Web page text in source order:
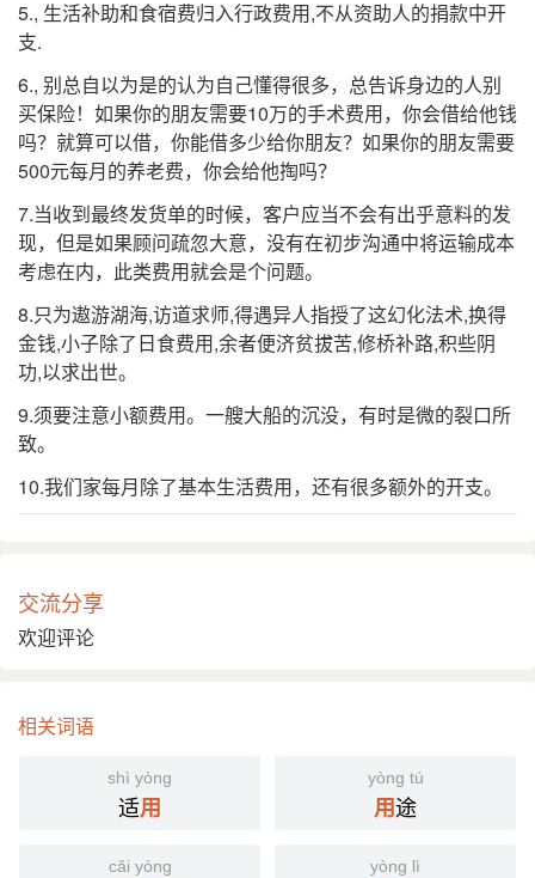
5., 生活补助和食宿费归入行政费用,不从资助人的捐款中开
支.
6., 别总自以为是的认为自己懂得很多，总告诉身边的人别
买保险！如果你的朋友需要10万的手术费用，你会借给他钱
吗？就算可以借，你能借多少给你朋友？如果你的朋友需要
500元每月的养老费，你会给他掏吗？
7.当收到最终发货单的时候，客户应当不会有出乎意料的发
现，但是如果顾问疏忽大意，没有在初步沟通中将运输成本
考虑在内，此类费用就会是个问题。
8.只为遨游湖海,访道求师,得遇异人指授了这幻化法术,换得
金钱,小子除了日食费用,余者便济贫拔苦,修桥补路,积些阴
功,以求出世。
9.须要注意小额费用。一艘大船的沉没，有时是微的裂口所
致。
10.我们家每月除了基本生活费用，还有很多额外的开支。
交流分享
欢迎评论
相关词语
shì yòng
适用
yòng tú
用途
cǎi yòng yòng lì